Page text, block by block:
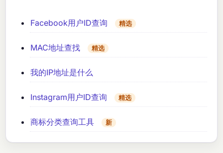
Facebook用户ID查询 精选
MAC地址查找 精选
我的IP地址是什么
Instagram用户ID查询 精选
商标分类查询工具 新